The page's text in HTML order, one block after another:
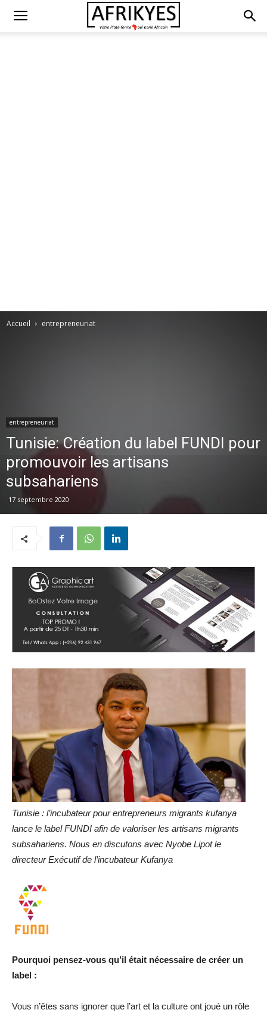
Accueil entrepreneuriat
entrepreneuriat
Tunisie: Création du label FUNDI pour
promouvoir les artisans
subsahariens
17 septembre 2020
Tunisie : l’incubateur pour entrepreneurs migrants kufanya
lance le label FUNDI afin de valoriser les artisans migrants
subsahariens. Nous en discutons avec Nyobe Lipot le
directeur Exécutif de l’incubateur Kufanya
Pourquoi pensez-vous qu’il était nécessaire de créer un
label :
Vous n’êtes sans ignorer que l’art et la culture ont joué un rôle